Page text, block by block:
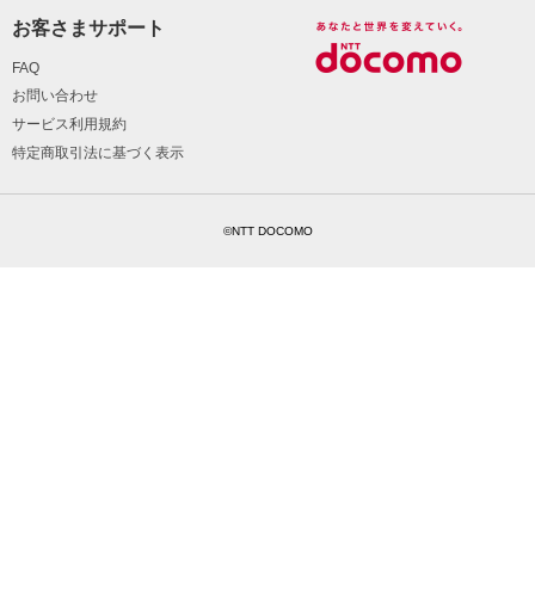
お客さまサポート
FAQ
お問い合わせ
サービス利用規約
特定商取引法に基づく表示
©NTT DOCOMO